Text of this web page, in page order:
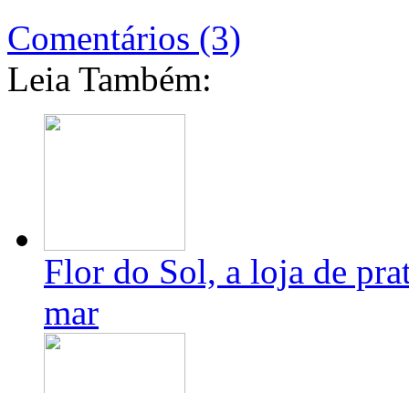
Comentários (3)
Leia Também:
Flor do Sol, a loja de
mar